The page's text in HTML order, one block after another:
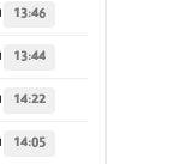
13:46
13:44
14:22
14:05